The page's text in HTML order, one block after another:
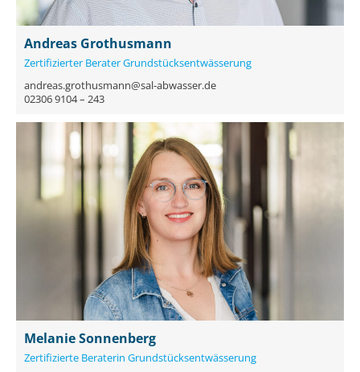
Andreas Grothusmann
Zertifizierter Berater Grundstücksentwässerung
andreas.grothusmann@sal-abwasser.de
02306 9104 – 243
Melanie Sonnenberg
Zertifizierte Beraterin Grundstücksentwässerung